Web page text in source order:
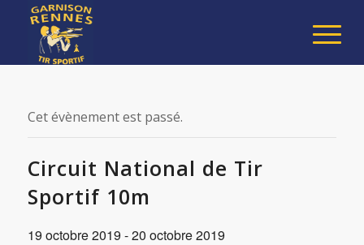
Cet évènement est passé.
Circuit National de Tir
Sportif 10m
19 octobre 2019 -20 octobre 2019